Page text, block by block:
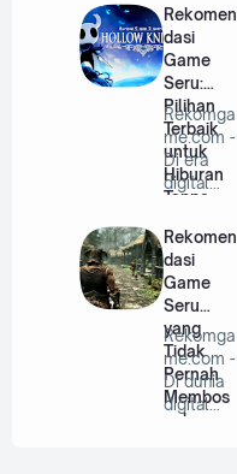
Rekomen
dasi
Game
Seru:
Pilihan
Terbaik
untuk
Hiburan
Tanpa
Rekomga
me.com -
Di era
digital
game
bu…
Rekomen
dasi
Game
Seru
yang
Tidak
Pernah
Membos
ankan
Rekomga
me.com -
Di dunia
digital